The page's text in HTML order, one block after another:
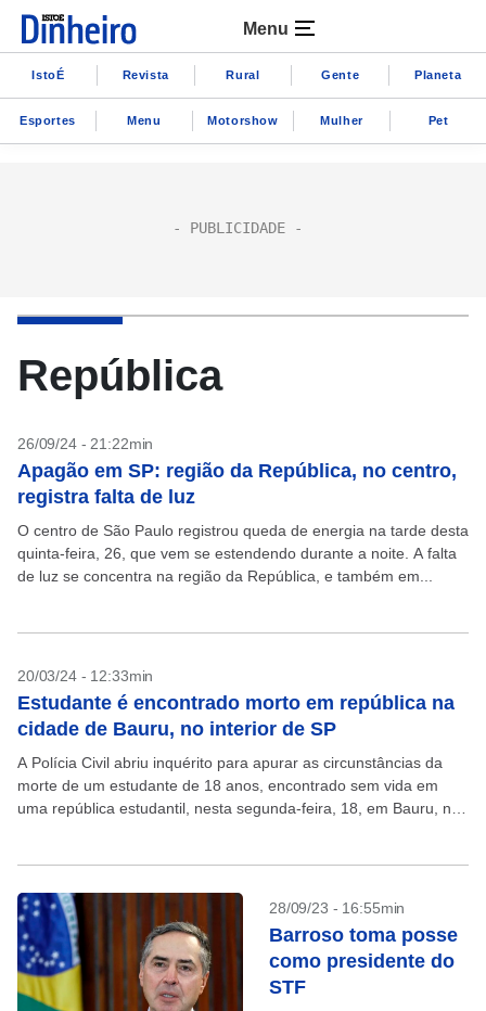
Menu
IstoÉ Revista Rural Gente Planeta
Esportes Menu Motorshow Mulher Pet
República
26/09/24 - 21:22min
Apagão em SP: região da República, no centro,
registra falta de luz
O centro de São Paulo registrou queda de energia na tarde desta
quinta-feira, 26, que vem se estendendo durante a noite. A falta
de luz se concentra na região da República, e também em...
20/03/24 - 12:33min
Estudante é encontrado morto em república na
cidade de Bauru, no interior de SP
A Polícia Civil abriu inquérito para apurar as circunstâncias da
morte de um estudante de 18 anos, encontrado sem vida em
uma república estudantil, nesta segunda-feira, 18, em Bauru, no
28/09/23 - 16:55min
Barroso toma posse
como presidente do
STF